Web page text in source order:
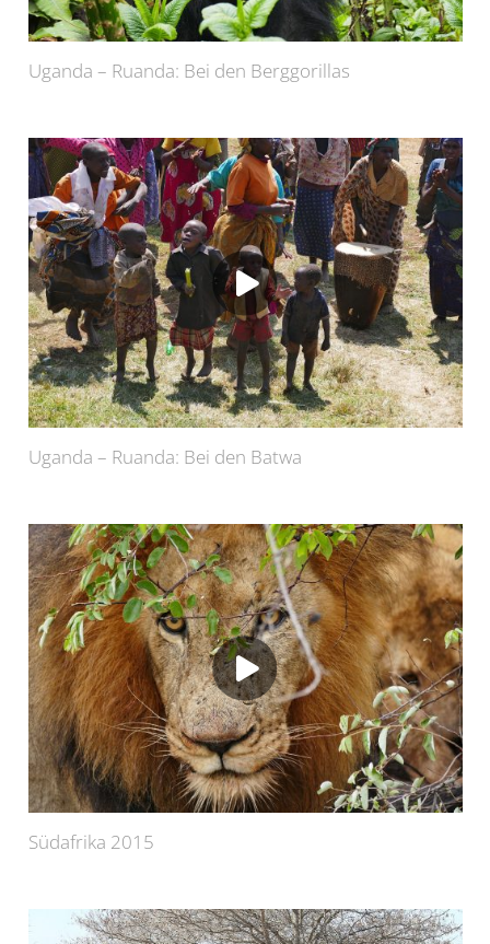
Uganda – Ruanda: Bei den Berggorillas
Uganda – Ruanda: Bei den Batwa
Südafrika 2015